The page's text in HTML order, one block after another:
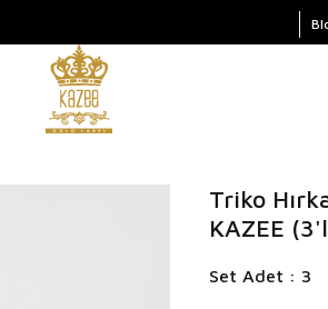
Triko
KAZEE
Set Adet : 3